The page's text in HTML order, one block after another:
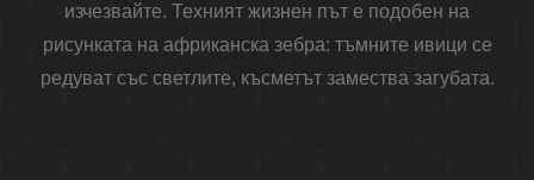
изчезвайте. Техният жизнен път е подобен на
рисунката на африканска зебра: тъмните ивици се
редуват със светлите, късметът замества загубата.